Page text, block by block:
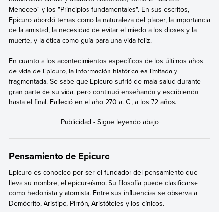
Meneceo" y los "Principios fundamentales". En sus escritos,
Epicuro abordó temas como la naturaleza del placer, la importancia
de la amistad, la necesidad de evitar el miedo a los dioses y la
muerte, y la ética como guía para una vida feliz.
En cuanto a los acontecimientos específicos de los últimos años
de vida de Epicuro, la información histórica es limitada y
fragmentada. Se sabe que Epicuro sufrió de mala salud durante
gran parte de su vida, pero continuó enseñando y escribiendo
hasta el final. Falleció en el año 270 a. C., a los 72 años.
Pensamiento de Epicuro
Epicuro es conocido por ser el fundador del pensamiento que
lleva su nombre, el epicureísmo. Su filosofía puede clasificarse
como hedonista y atomista. Entre sus influencias se observa a
Demócrito, Aristipo, Pirrón, Aristóteles y los cínicos.